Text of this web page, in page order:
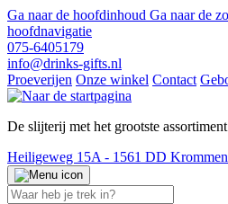
Ga naar de hoofdinhoud Ga naar de
hoofdnavigatie
075-6405179
info@drinks-gifts.nl
Proeverijen Onze winkel Contact
De slijterij met het grootste
Heiligeweg 15A - 1561 DD